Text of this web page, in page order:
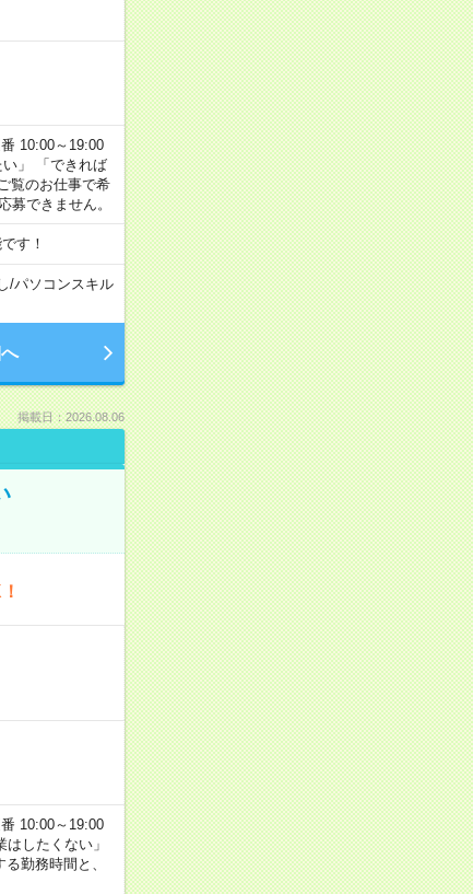
10:00～19:00
」 「できれば
覧のお仕事で希
募できません。
す！
/パソコンスキル
掲載日：2026.08.06
10:00～19:00
したくない」
勤務時間と、